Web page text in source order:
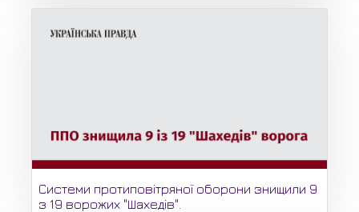
Системи протиповітряної оборони знищили 9
з 19 ворожих "Шахедів".